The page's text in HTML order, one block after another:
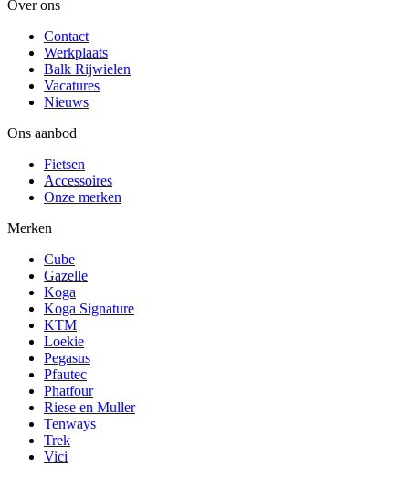
Over ons
Contact
Werkplaats
Balk Rijwielen
Vacatures
Nieuws
Ons aanbod
Fietsen
Accessoires
Onze merken
Merken
Cube
Gazelle
Koga
Koga Signature
KTM
Loekie
Pegasus
Pfautec
Phatfour
Riese en Muller
Tenways
Trek
Vici